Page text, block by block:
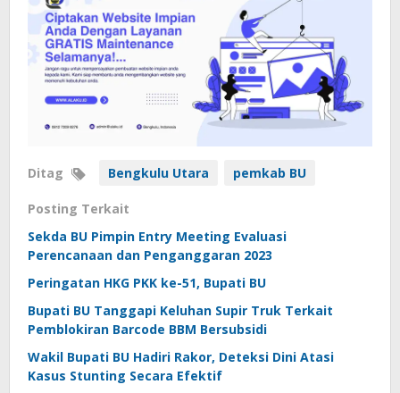
Ditag Bengkulu Utara pemkab BU
Posting Terkait
Sekda BU Pimpin Entry Meeting Evaluasi
Perencanaan dan Penganggaran 2023
Peringatan HKG PKK ke-51, Bupati BU
Bupati BU Tanggapi Keluhan Supir Truk Terkait
Pemblokiran Barcode BBM Bersubsidi
Wakil Bupati BU Hadiri Rakor, Deteksi Dini Atasi
Kasus Stunting Secara Efektif